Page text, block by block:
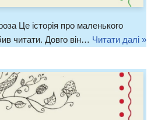
Це історія про маленького
читати. Довго він… Читати далі »